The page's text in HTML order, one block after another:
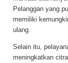
Pelanggan yang
memiliki
ulang.
Selain itu,
meningkatkan